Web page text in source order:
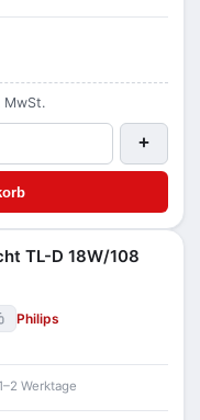
MwSt.
+
TL-D 18W/108
Philips
Werktage